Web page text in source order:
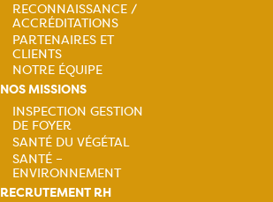
RECONNAISSANCE /
ACCRÉDITATIONS
PARTENAIRES ET
CLIENTS
NOTRE ÉQUIPE
NOS MISSIONS
Navigation
principale
INSPECTION GESTION
DE FOYER
SANTÉ DU VÉGÉTAL
SANTÉ –
ENVIRONNEMENT
RECRUTEMENT RH